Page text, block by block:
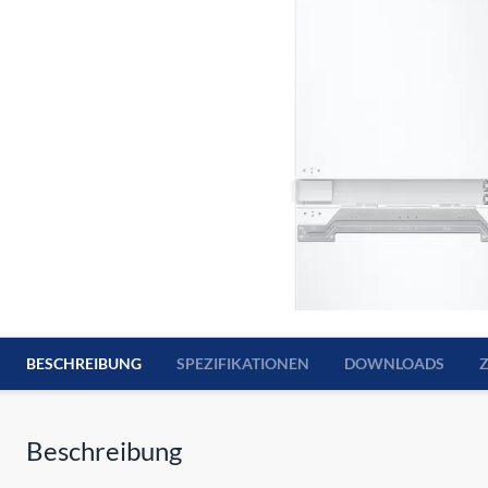
BESCHREIBUNG SPEZIFIKATIONEN DOWNLOADS
Beschreibung